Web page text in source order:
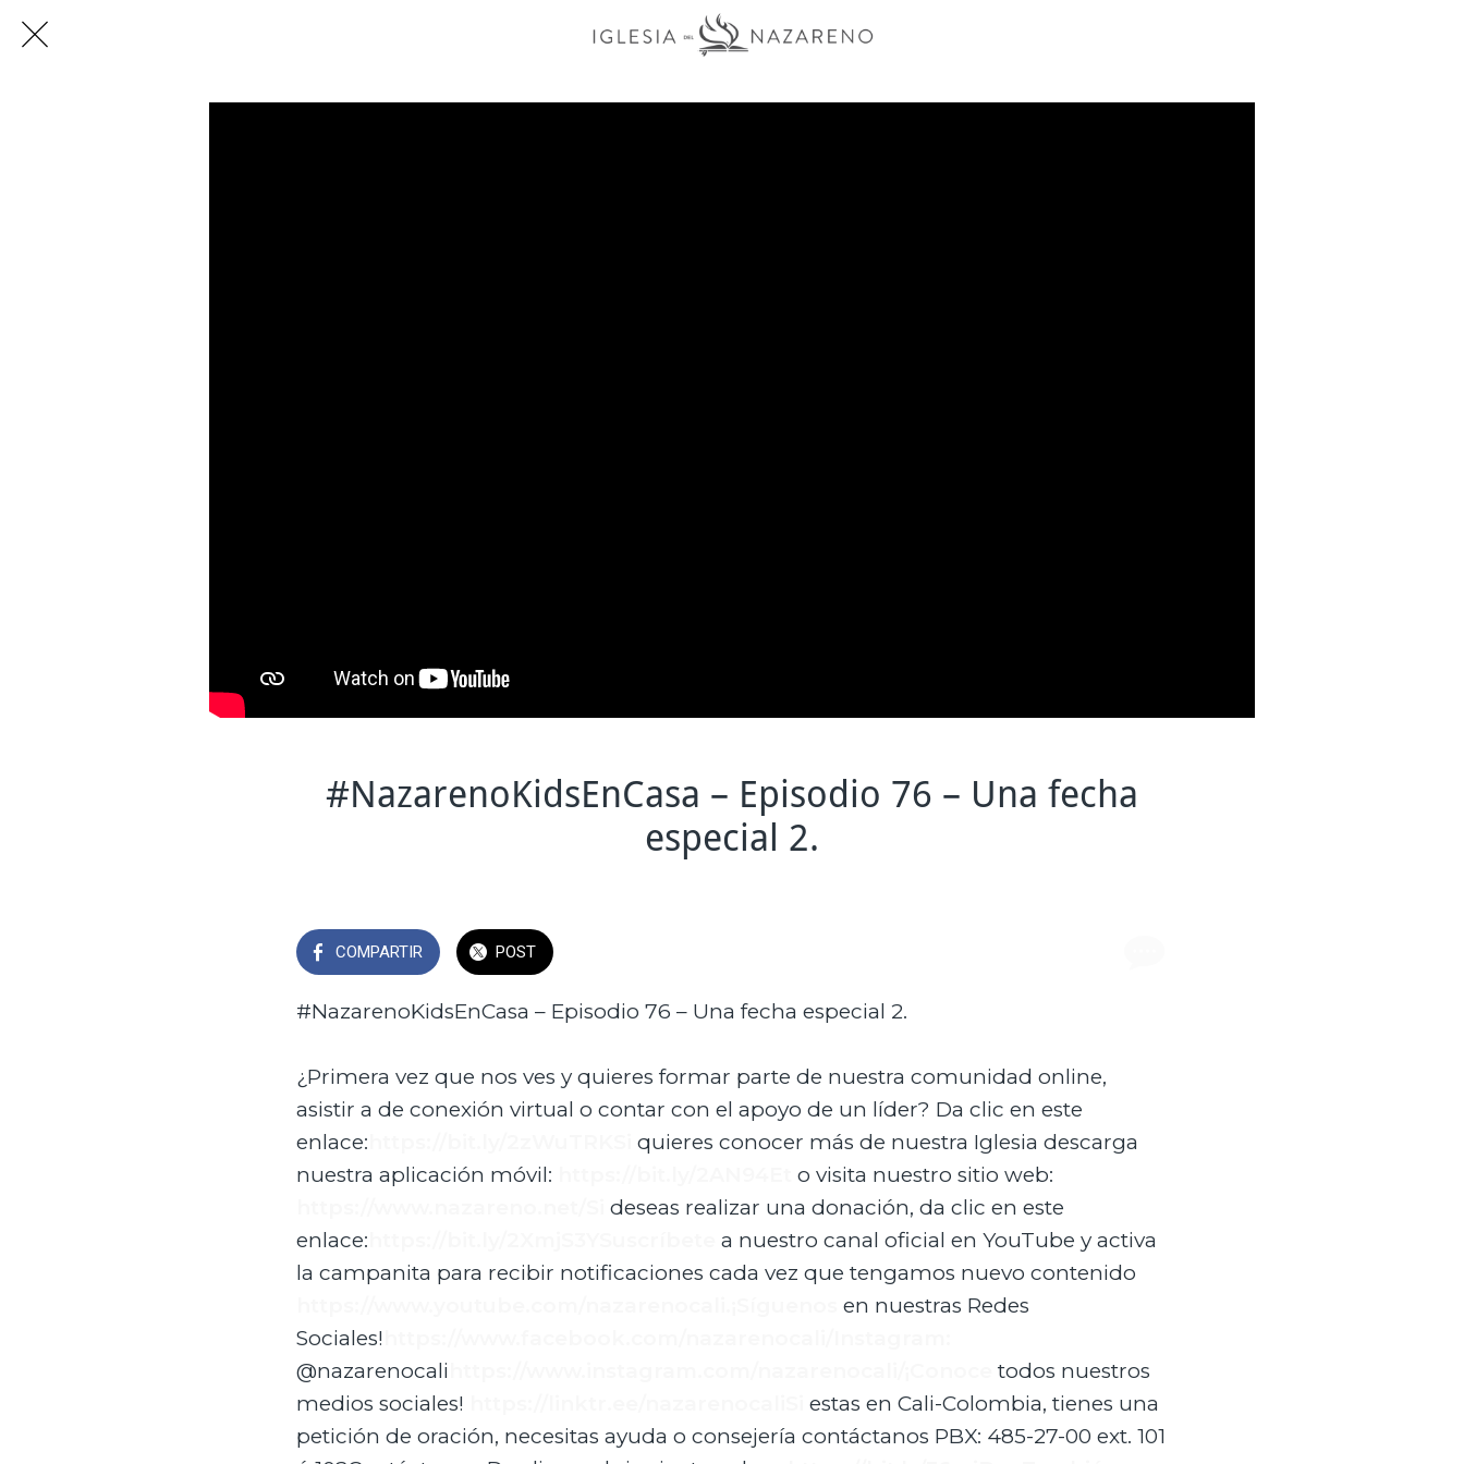
#NazarenoKidsEnCasa – Episodio 76 – Una fecha
especial 2.
COMPARTIR POST
#NazarenoKidsEnCasa – Episodio 76 – Una fecha especial 2.
¿Primera vez que nos ves y quieres formar parte de nuestra comunidad online,
asistir a de conexión virtual o contar con el apoyo de un líder? Da clic en este
enlace:
quieres conocer más de nuestra Iglesia descarga
nuestra aplicación móvil:
o visita nuestro sitio web:
deseas realizar una donación, da clic en este
enlace:
a nuestro canal oficial en YouTube y activa
la campanita para recibir notificaciones cada vez que tengamos nuevo contenido
en nuestras Redes
Sociales!
@nazarenocali
todos nuestros
medios sociales!
estas en Cali-Colombia, tienes una
petición de oración, necesitas ayuda o consejería contáctanos PBX: 485-27-00 ext. 101